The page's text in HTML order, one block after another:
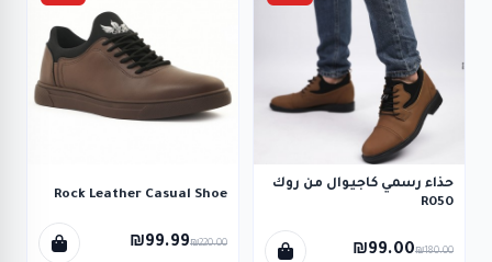
حذاء رسمي كاجيوال من روك
R050
₪99.00₪180.00
Rock Leather Casual Shoe
₪99.99₪220.00